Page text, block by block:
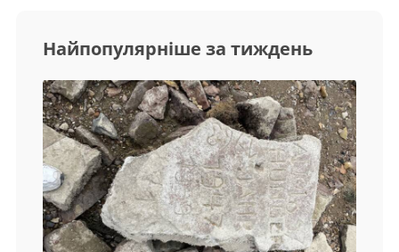
Найпопулярніше за тиждень